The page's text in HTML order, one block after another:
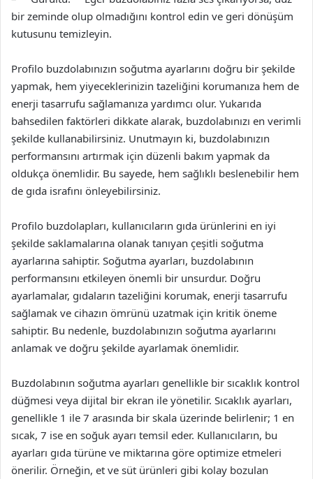
bir zeminde olup olmadığını kontrol edin ve geri dönüşüm
kutusunu temizleyin.
Profilo buzdolabınızın soğutma ayarlarını doğru bir şekilde
yapmak, hem yiyeceklerinizin tazeliğini korumanıza hem de
enerji tasarrufu sağlamanıza yardımcı olur. Yukarıda
bahsedilen faktörleri dikkate alarak, buzdolabınızı en verimli
şekilde kullanabilirsiniz. Unutmayın ki, buzdolabınızın
performansını artırmak için düzenli bakım yapmak da
oldukça önemlidir. Bu sayede, hem sağlıklı beslenebilir hem
de gıda israfını önleyebilirsiniz.
Profilo buzdolapları, kullanıcıların gıda ürünlerini en iyi
şekilde saklamalarına olanak tanıyan çeşitli soğutma
ayarlarına sahiptir. Soğutma ayarları, buzdolabının
performansını etkileyen önemli bir unsurdur. Doğru
ayarlamalar, gıdaların tazeliğini korumak, enerji tasarrufu
sağlamak ve cihazın ömrünü uzatmak için kritik öneme
sahiptir. Bu nedenle, buzdolabınızın soğutma ayarlarını
anlamak ve doğru şekilde ayarlamak önemlidir.
Buzdolabının soğutma ayarları genellikle bir sıcaklık kontrol
düğmesi veya dijital bir ekran ile yönetilir. Sıcaklık ayarları,
genellikle 1 ile 7 arasında bir skala üzerinde belirlenir; 1 en
sıcak, 7 ise en soğuk ayarı temsil eder. Kullanıcıların, bu
ayarları gıda türüne ve miktarına göre optimize etmeleri
önerilir. Örneğin, et ve süt ürünleri gibi kolay bozulan